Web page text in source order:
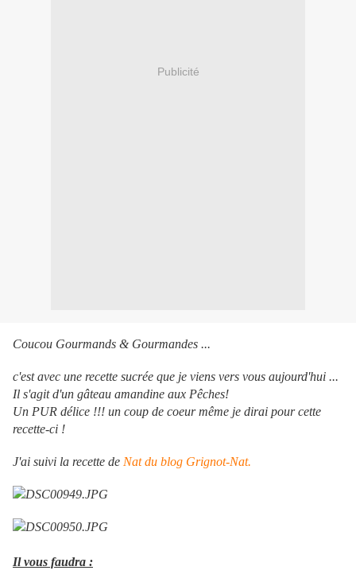
Publicité
Coucou Gourmands & Gourmandes ...
c'est avec une recette sucrée que je viens vers vous aujourd'hui ...
Il s'agit d'un gâteau amandine aux Pêches!
Un PUR délice !!! un coup de coeur même je dirai pour cette
recette-ci !
J'ai suivi la recette de Nat du blog Grignot-Nat.
Il vous faudra :